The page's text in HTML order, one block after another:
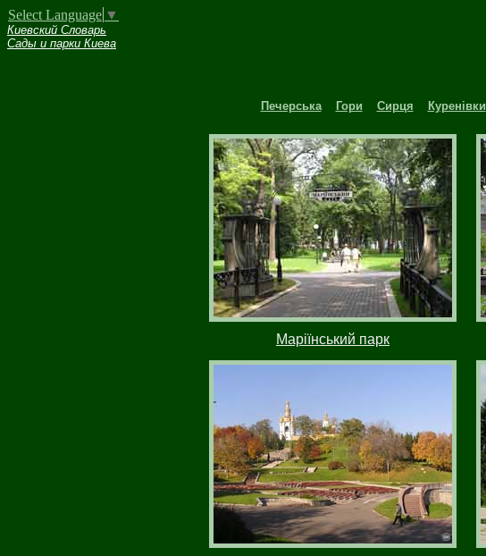
Select Language ▼
Киевский Словарь
Сады и парки Киева
Печерська Гори Сирця Куренівки
Маріїнський парк